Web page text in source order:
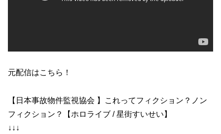
元配信はこちら！
【日本事故物件監視協会 】これってフィクション？ノン
フィクション？【ホロライブ / 星街すいせい】
↓↓↓